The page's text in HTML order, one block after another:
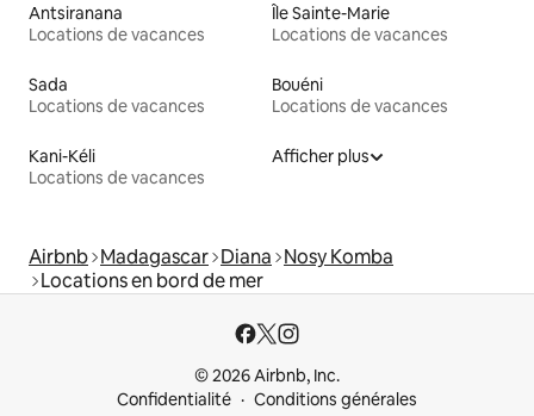
Antsiranana
Locations de vacances
Île Sainte-Marie
Locations de vacances
Sada
Locations de vacances
Bouéni
Locations de vacances
Kani-Kéli
Locations de vacances
Afficher plus
Airbnb Madagascar Diana Nosy Komba
Locations en bord de mer
© 2026 Airbnb, Inc.
Confidentialité
Conditions générales